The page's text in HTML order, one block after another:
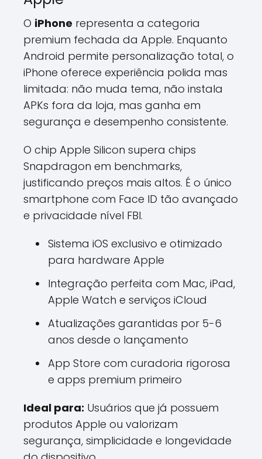
O iPhone representa a categoria
premium fechada da Apple. Enquanto
Android permite personalização total, o
iPhone oferece experiência polida mas
limitada: não muda tema, não instala
APKs fora da loja, mas ganha em
segurança e desempenho consistente.
O chip Apple Silicon supera chips
Snapdragon em benchmarks,
justificando preços mais altos. É o único
smartphone com Face ID tão avançado
e privacidade nível FBI.
Sistema iOS exclusivo e otimizado
para hardware Apple
Integração perfeita com Mac, iPad,
Apple Watch e serviços iCloud
Atualizações garantidas por 5-6
anos desde o lançamento
App Store com curadoria rigorosa
e apps premium primeiro
Ideal para: Usuários que já possuem
produtos Apple ou valorizam
segurança, simplicidade e longevidade